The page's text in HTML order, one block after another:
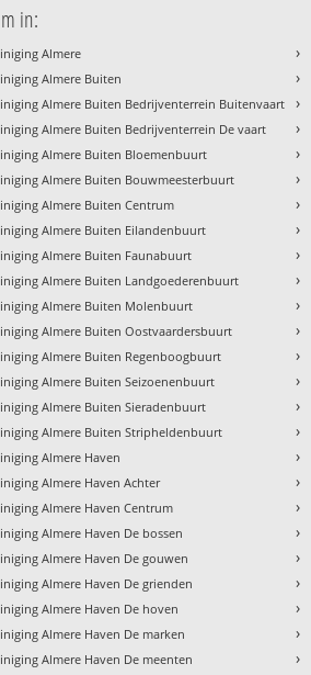
in:
Almere
Almere Buiten
Almere Buiten Bedrijventerrein Buitenvaart
Almere Buiten Bedrijventerrein De vaart
Almere Buiten Bloemenbuurt
Almere Buiten Bouwmeesterbuurt
Almere Buiten Centrum
Almere Buiten Eilandenbuurt
Almere Buiten Faunabuurt
Almere Buiten Landgoederenbuurt
Almere Buiten Molenbuurt
Almere Buiten Oostvaardersbuurt
Almere Buiten Regenboogbuurt
Almere Buiten Seizoenenbuurt
Almere Buiten Sieradenbuurt
Almere Buiten Stripheldenbuurt
Almere Haven
Almere Haven Achter
Almere Haven Centrum
Almere Haven De bossen
Almere Haven De gouwen
Almere Haven De grienden
Almere Haven De hoven
Almere Haven De marken
Almere Haven De meenten
›
›
›
›
›
›
›
›
›
›
›
›
›
›
›
›
›
›
›
›
›
›
›
›
›